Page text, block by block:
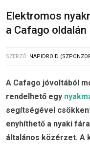
Elektromos
a Cafago oldalán
SZERZŐ: NAPIDROID
A Cafago jóvoltából
rendelhető egy
segítségével
enyhíthető a nyaki
általános közérzet. A